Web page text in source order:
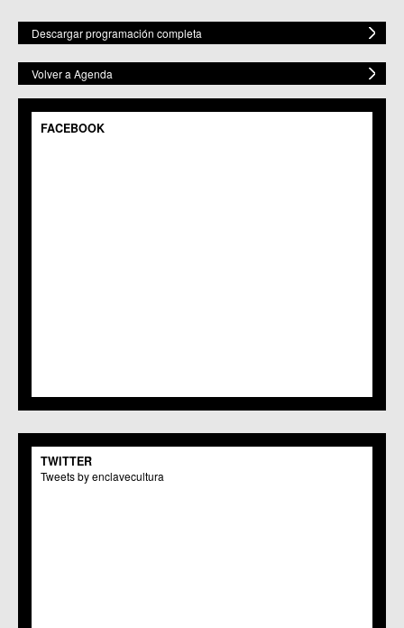
Descargar programación completa
Volver a Agenda
FACEBOOK
TWITTER
Tweets by enclavecultura